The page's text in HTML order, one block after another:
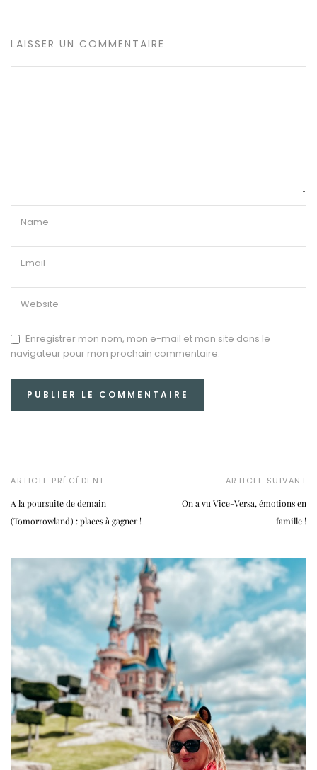
LAISSER UN COMMENTAIRE
Enregistrer mon nom, mon e-mail et mon site dans le
navigateur pour mon prochain commentaire.
ARTICLE PRÉCÉDENT
A la poursuite de demain
(Tomorrowland) : places à gagner !
ARTICLE SUIVANT
On a vu Vice-Versa, émotions en
famille !